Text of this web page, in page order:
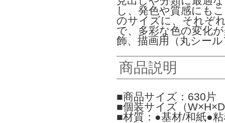
し、発色や質感にも
のサイズに、それぞ
で、多彩な色の変化
飾、描画用（丸シー
商品説明
■商品サイズ：630片
■個装サイズ（
■材質：●基材/和紙●